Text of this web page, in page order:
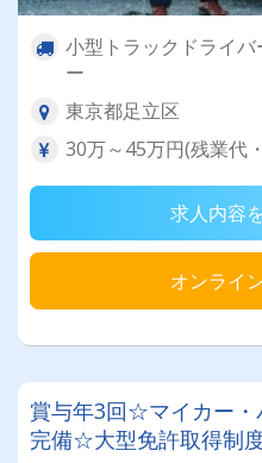
小型トラックドライ
ー
東京都足立区
30万～45万円(残業代
求人内容
オンライ
賞与年3回☆マイカー
完備☆大型免許取得制